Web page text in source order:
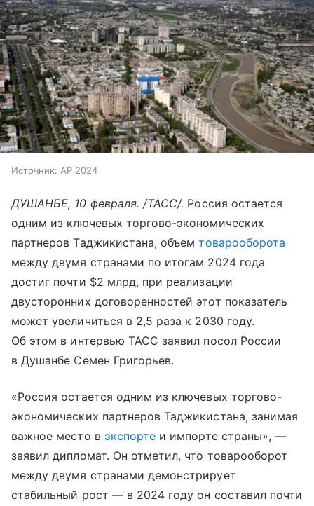
Источник: AP 2024
ДУШАНБЕ, 10 февраля. /ТАСС/. Россия остается
одним из ключевых торгово-экономических
партнеров Таджикистана, объемтоварооборота
между двумя странами по итогам 2024 года
достиг почти $2 млрд, при реализации
двусторонних договоренностей этот показатель
может увеличиться в 2,5 раза к 2030 году.
Об этом в интервью ТАСС заявил посол России
в Душанбе Семен Григорьев.
«Россия остается одним из ключевых торгово-
экономических партнеров Таджикистана, занимая
важное место в экспорте и импорте страны», —
заявил дипломат. Он отметил, что товарооборот
между двумя странами демонстрирует
стабильный рост — в 2024 году он составил почти